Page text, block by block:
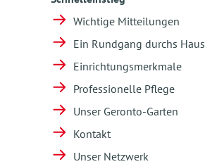
Wichtige Mitteilungen
Ein Rundgang durchs Haus
Einrichtungsmerkmale
Professionelle Pflege
Unser Geronto-Garten
Kontakt
Unser Netzwerk